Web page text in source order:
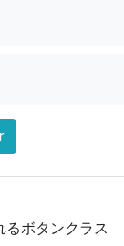
ボタンクラス